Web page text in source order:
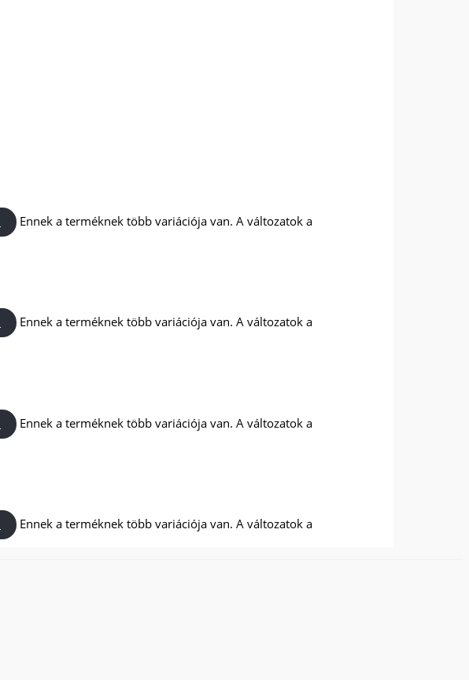
Ennek a terméknek több variációja van. A változatok a
Ennek a terméknek több variációja van. A változatok a
Ennek a terméknek több variációja van. A változatok a
Ennek a terméknek több variációja van. A változatok a